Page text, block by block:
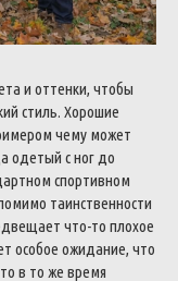
и оттенки, чтобы
стиль. Хорошие
чему может
одетый с ног до
спортивном
таинственности
что-то плохое
особое ожидание, что
в то же время